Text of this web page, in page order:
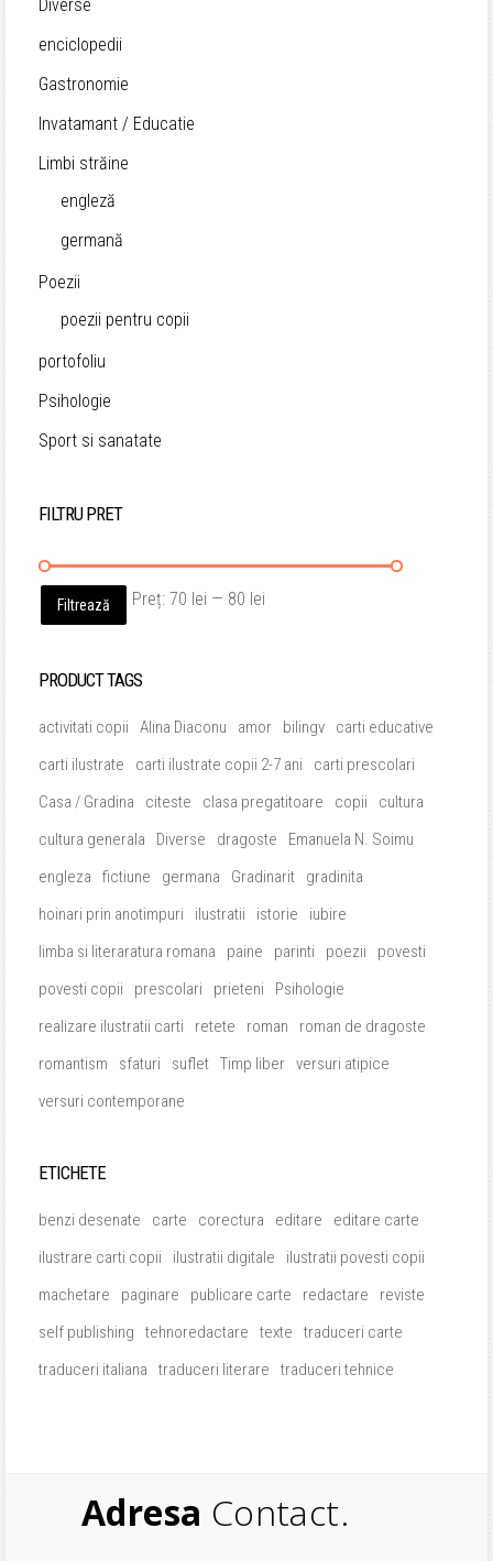
Diverse
enciclopedii
Gastronomie
Invatamant / Educatie
Limbi străine
engleză
germană
Poezii
poezii pentru copii
portofoliu
Psihologie
Sport si sanatate
FILTRU PRET
Preț
Preț
Filtrează Preț: 70 lei — 80 lei
PRODUCT TAGS
activitati copii Alina Diaconu amor bilingv
carti educative
carti ilustrate
carti ilustrate copii 2-7 ani
carti prescolari
Casa / Gradina
citeste clasa pregatitoare copii
cultura
cultura generala
Diverse dragoste
Emanuela N. Soimu
engleza
fictiune germana Gradinarit
gradinita
hoinari prin anotimpuri
ilustratii istorie
iubire
limba si literaratura romana
paine parinti poezii
povesti
povesti copii
prescolari prieteni
Psihologie
realizare ilustratii carti
retete roman
roman de dragoste
romantism
sfaturi suflet Timp liber versuri atipice
versuri contemporane
ETICHETE
benzi desenate carte corectura editare
editare carte
ilustrare carti copii
ilustratii digitale
ilustratii povesti copii
machetare
paginare publicare carte redactare
reviste
self publishing
tehnoredactare texte
traduceri carte
traduceri italiana
traduceri literare traduceri tehnice
Adresa Contact.